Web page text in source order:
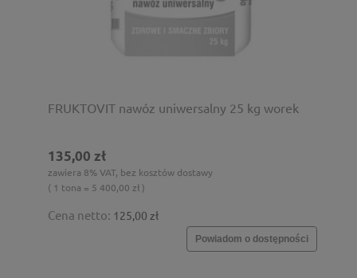
FRUKTOVIT nawóz uniwersalny 25 kg worek
135,00 zł
zawiera 8% VAT, bez kosztów dostawy
( 1 tona = 5 400,00 zł )
Cena netto: 125,00 zł
Powiadom o dostępności